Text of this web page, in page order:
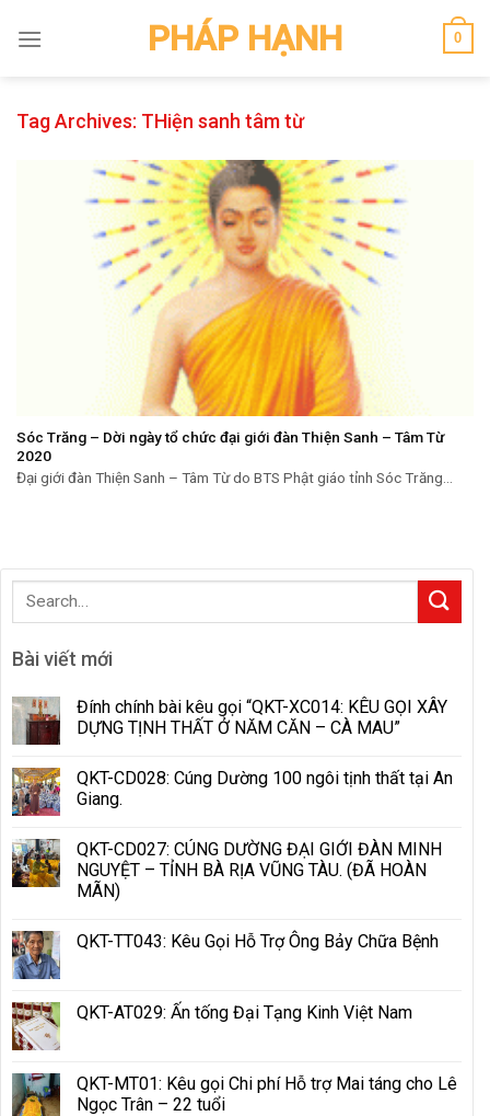
PHÁP HẠNH 0
Tag Archives: THiện sanh tâm từ
Sóc Trăng – Dời ngày tổ chức đại giới đàn Thiện Sanh – Tâm Từ
2020
Đại giới đàn Thiện Sanh – Tâm Từ do BTS Phật giáo tỉnh Sóc Trăng...
Bài viết mới
Đính chính bài kêu gọi “QKT-XC014: KÊU GỌI XÂY
DỰNG TỊNH THẤT Ở NĂM CĂN – CÀ MAU”
QKT-CD028: Cúng Dường 100 ngôi tịnh thất tại An
Giang.
QKT-CD027: CÚNG DƯỜNG ĐẠI GIỚI ĐÀN MINH
NGUYỆT – TỈNH BÀ RỊA VŨNG TÀU. (ĐÃ HOÀN
MÃN)
QKT-TT043: Kêu Gọi Hỗ Trợ Ông Bảy Chữa Bệnh
QKT-AT029: Ấn tống Đại Tạng Kinh Việt Nam
QKT-MT01: Kêu gọi Chi phí Hỗ trợ Mai táng cho Lê
Ngọc Trân – 22 tuổi